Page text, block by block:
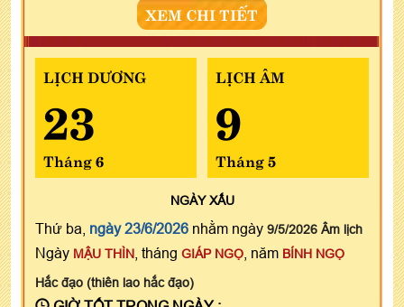
XEM CHI TIẾT
LỊCH DƯƠNG
23
Tháng 6
LỊCH ÂM
9
Tháng 5
NGÀYXẤU
Thứ ba, ngày 23/6/2026 nhằm ngày 9/5/2026 Âm lịch
Ngày MẬU THÌN , tháng GIÁP NGỌ , năm BÍNH NGỌ
Hắc đạo (thiên lao hắc đạo)